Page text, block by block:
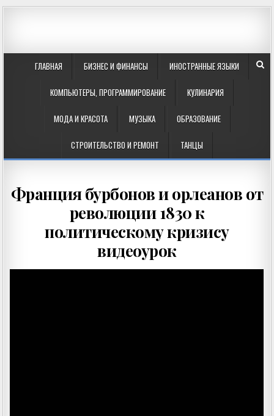
ГЛАВНАЯ БИЗНЕС И ФИНАНСЫ ИНОСТРАННЫЕ ЯЗЫКИ
КОМПЬЮТЕРЫ, ПРОГРАММИРОВАНИЕ КУЛИНАРИЯ
МОДА И КРАСОТА МУЗЫКА ОБРАЗОВАНИЕ
СТРОИТЕЛЬСТВО И РЕМОНТ ТАНЦЫ
Франция бурбонов и орлеанов от
революции 1830 к
политическому кризису
видеоурок